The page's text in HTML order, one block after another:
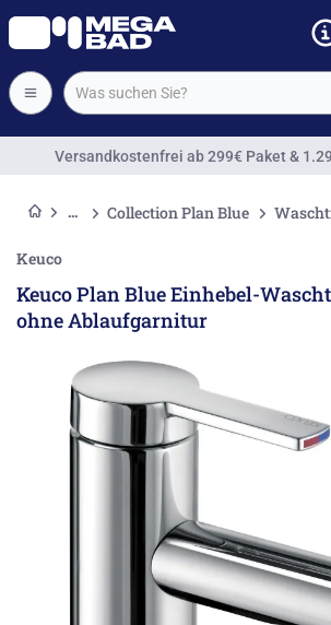
Vorkassenrabatt
Collection Plan Blue
Keuco
Keuco Plan Blue Einhebel-
ohne Ablaufgarnitur